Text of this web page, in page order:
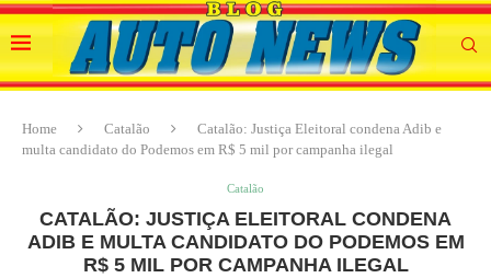
Home Catalão
Catalão: Justiça Eleitoral condena Adib e
multa candidato do Podemos em R$ 5 mil por campanha ilegal
Catalão
CATALÃO: JUSTIÇA ELEITORAL CONDENA
ADIB E MULTA CANDIDATO DO PODEMOS EM
R$ 5 MIL POR CAMPANHA ILEGAL